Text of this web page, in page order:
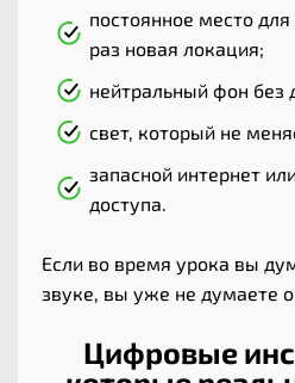
постоянное место
раз новая локация;
нейтральный фон без
свет, который не
запасной интернет
доступа.
Если во время урока вы
звуке, вы уже не думаете
Цифровые